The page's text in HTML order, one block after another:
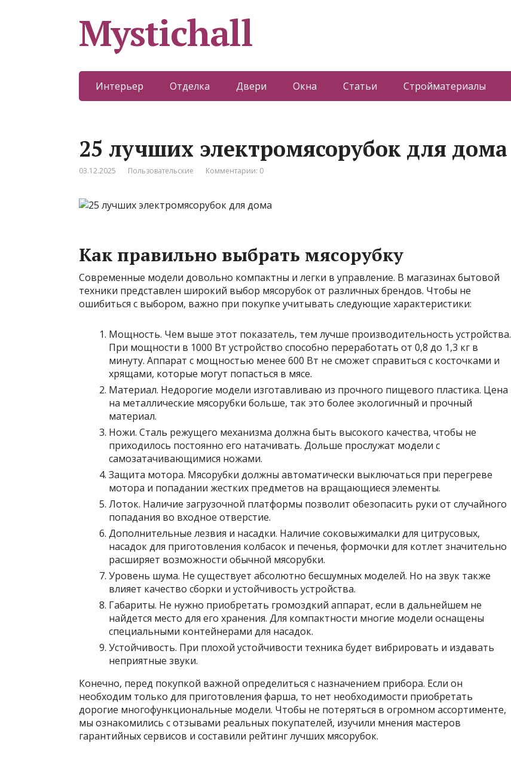
Mystichall
Интерьер Отделка Двери Окна Статьи Стройматериалы
25 лучших электромясорубок для дома
03.12.2025 Пользовательские Комментарии: 0
Как правильно выбрать мясорубку
Современные модели довольно компактны и легки в управление. В магазинах бытовой
техники представлен широкий выбор мясорубок от различных брендов. Чтобы не
ошибиться с выбором, важно при покупке учитывать следующие характеристики:
Мощность. Чем выше этот показатель, тем лучше производительность устройства.
При мощности в 1000 Вт устройство способно переработать от 0,8 до 1,3 кг в
минуту. Аппарат с мощностью менее 600 Вт не сможет справиться с косточками и
хрящами, которые могут попасться в мясе.
Материал. Недорогие модели изготавливаю из прочного пищевого пластика. Цена
на металлические мясорубки больше, так это более экологичный и прочный
материал.
Ножи. Сталь режущего механизма должна быть высокого качества, чтобы не
приходилось постоянно его натачивать. Дольше прослужат модели с
самозатачивающимися ножами.
Защита мотора. Мясорубки должны автоматически выключаться при перегреве
мотора и попадании жестких предметов на вращающиеся элементы.
Лоток. Наличие загрузочной платформы позволит обезопасить руки от случайного
попадания во входное отверстие.
Дополнительные лезвия и насадки. Наличие соковыжималки для цитрусовых,
насадок для приготовления колбасок и печенья, формочки для котлет значительно
расширяет возможности обычной мясорубки.
Уровень шума. Не существует абсолютно бесшумных моделей. Но на звук также
влияет качество сборки и устойчивость устройства.
Габариты. Не нужно приобретать громоздкий аппарат, если в дальнейшем не
найдется место для его хранения. Для компактности многие модели оснащены
специальными контейнерами для насадок.
Устойчивость. При плохой устойчивости техника будет вибрировать и издавать
неприятные звуки.
Конечно, перед покупкой важной определиться с назначением прибора. Если он
необходим только для приготовления фарша, то нет необходимости приобретать
дорогие многофункциональные модели. Чтобы не потеряться в огромном ассортименте,
мы ознакомились с отзывами реальных покупателей, изучили мнения мастеров
гарантийных сервисов и составили рейтинг лучших мясорубок.